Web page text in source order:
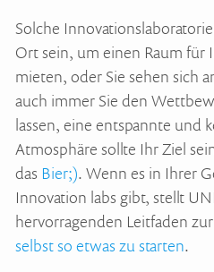
Solche
Ort sein, um einen Raum
mieten, oder Sie sehen sich
auch immer Sie den
lassen, eine entspannte und
Atmosphäre sollte Ihr Ziel
das Bier;). Wenn es in Ihrer
Innovation labs gibt, stellt
hervorragenden Leitfaden
selbst so etwas zu starten.